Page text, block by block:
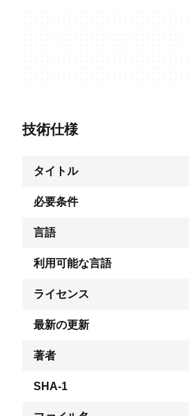
技術仕様
タイトル
必要条件
言語
利用可能な言語
ライセンス
最新の更新
著者
SHA-1